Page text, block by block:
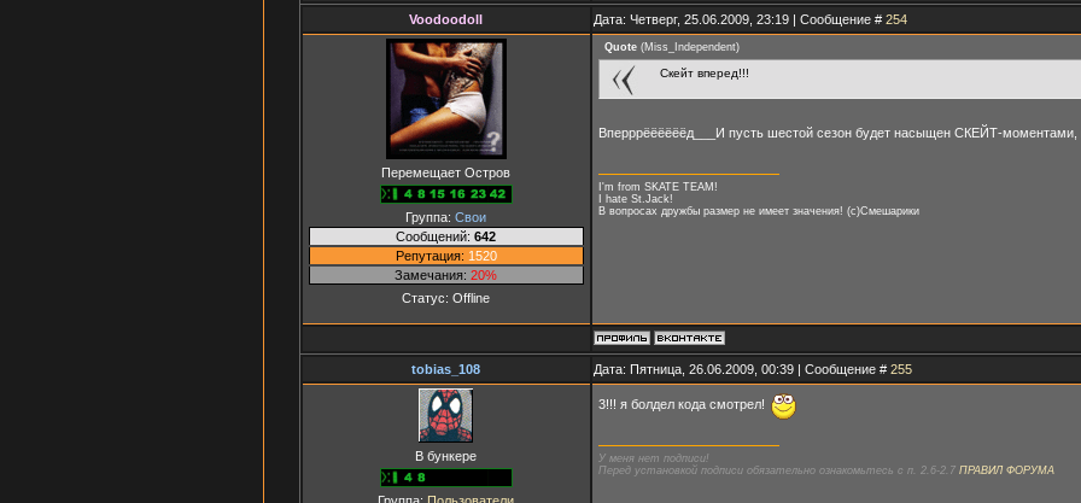
Voodoodoll Дата: Четверг, 25.06.2009, 23:19 | Сообщение # 254
Перемещает Остров
Группа: Свои
Сообщений: 642
Репутация: 1520
Замечания: 20%
Статус: Offline
Quote(Miss_Independent)
Скейт вперед!!!
Вперррёёёёёёд___И пусть шестой сезон будет насыщен СКЕЙТ-моментами,
I'm from SKATE TEAM!
I hate St.Jack!
В вопросах дружбы размер не имеет значения! (с)Смешарики
tobias_108 Дата: Пятница, 26.06.2009, 00:39 | Сообщение # 255
В бункере
3!!! я болдел кода смотрел!
У меня нет подписи!
Перед установкой подписи обязательно ознакомьтесь с п. 2.6-2.7 ПРАВИЛ ФОРУМА